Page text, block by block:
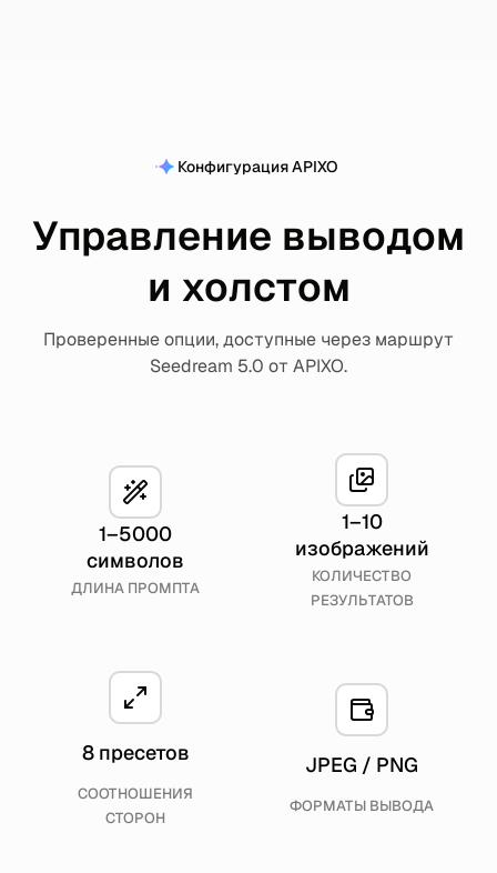
Конфигурация APIXO
Управление выводом
и холстом
Проверенные опции, доступные через маршрут
Seedream 5.0 от APIXO.
1–5000
символов
ДЛИНА ПРОМПТА
1–10
изображений
КОЛИЧЕСТВО
РЕЗУЛЬТАТОВ
8 пресетов
СООТНОШЕНИЯ
СТОРОН
JPEG / PNG
ФОРМАТЫ ВЫВОДА